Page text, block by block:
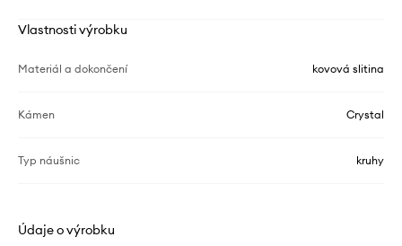
Vlastnosti výrobku
Materiál a dokončení kovová slitina
Kámen Crystal
Typ náušnic kruhy
Údaje o výrobku